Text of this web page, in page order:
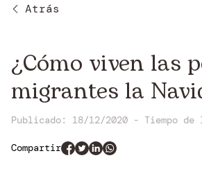
Atrás
¿Cómo viven las
migrantes la
Publicado: 18/12/2020 - Tiempo
Compartir